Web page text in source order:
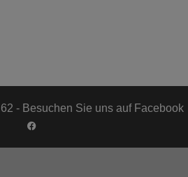
- Besuchen Sie uns auf Facebook